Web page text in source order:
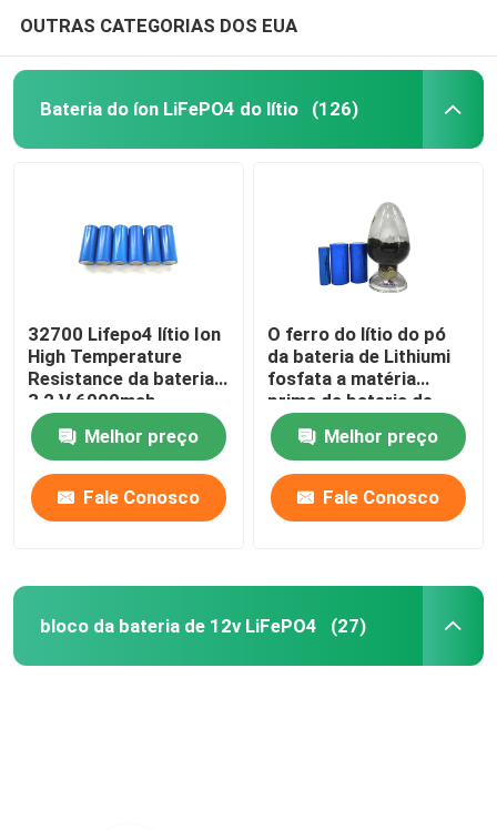
OUTRAS CATEGORIAS DOS EUA
Bateria do íon LiFePO4 do lítio (126)
32700 Lifepo4 lítio Ion
High Temperature
Resistance da bateria
3,2 V 6000mah
Melhor preço
Fale Conosco
O ferro do lítio do pó
da bateria de Lithiumi
fosfata a matéria
prima da bateria de
lítio do pó LiFePO4
Melhor preço
Fale Conosco
bloco da bateria de 12v LiFePO4 (27)